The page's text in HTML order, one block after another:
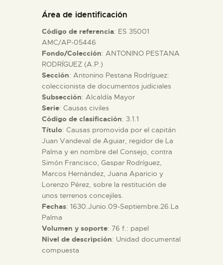
ACTIVIDADES
█
EL MUSEO
COLECCIONES
DIDÁCTICA
ESPAÑOL
Área de identificación
Código de referencia: ES 35001
AMC/AP-05446
Fondo/Colección: ANTONINO PESTANA
RODRÍGUEZ (A.P.)
Sección: Antonino Pestana Rodríguez:
coleccionista de documentos judiciales
Subsección: Alcaldía Mayor
Serie: Causas civiles
Código de clasificación: 3.1.1
Título: Causas promovida por el capitán
Juan Vandeval de Aguiar, regidor de La
Palma y en nombre del Consejo, contra
Simón Francisco, Gaspar Rodríguez,
Marcos Hernández, Juana Aparicio y
Lorenzo Pérez, sobre la restitución de
unos terrenos concejiles.
Fechas: 1630.Junio.09-Septiembre.26.La
Palma
Volumen y soporte: 76 f.: papel
Nivel de descripción: Unidad documental
compuesta